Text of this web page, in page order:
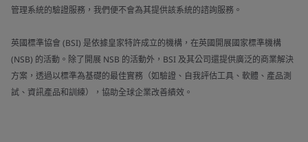
管理系統的驗證服務，我們便不會為其提供該系統的諮詢服務。
英國標準協會 (BSI) 是依據皇家特許成立的機構，在英國開展國家標準機構
(NSB) 的活動。除了開展 NSB 的活動外，BSI 及其公司還提供廣泛的商業解決
方案，透過以標準為基礎的最佳實務（如驗證、自我評估工具、軟體、產品測
試、資訊產品和訓練），協助全球企業改善績效。